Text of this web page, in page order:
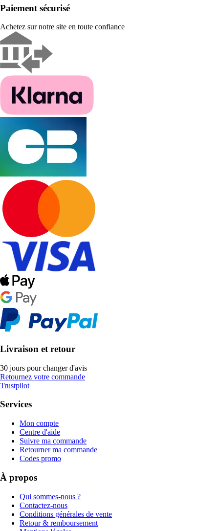
Paiement sécurisé
Achetez sur notre site en toute confiance
Livraison et retour
30 jours pour changer d'avis
Retournez votre commande
Trustpilot
Services
Mon compte
Centre d'aide
Suivre ma commande
Retourner ma commande
Codes promo
À propos
Qui sommes-nous ?
Contactez-nous
Conditions générales de vente
Retour & remboursement